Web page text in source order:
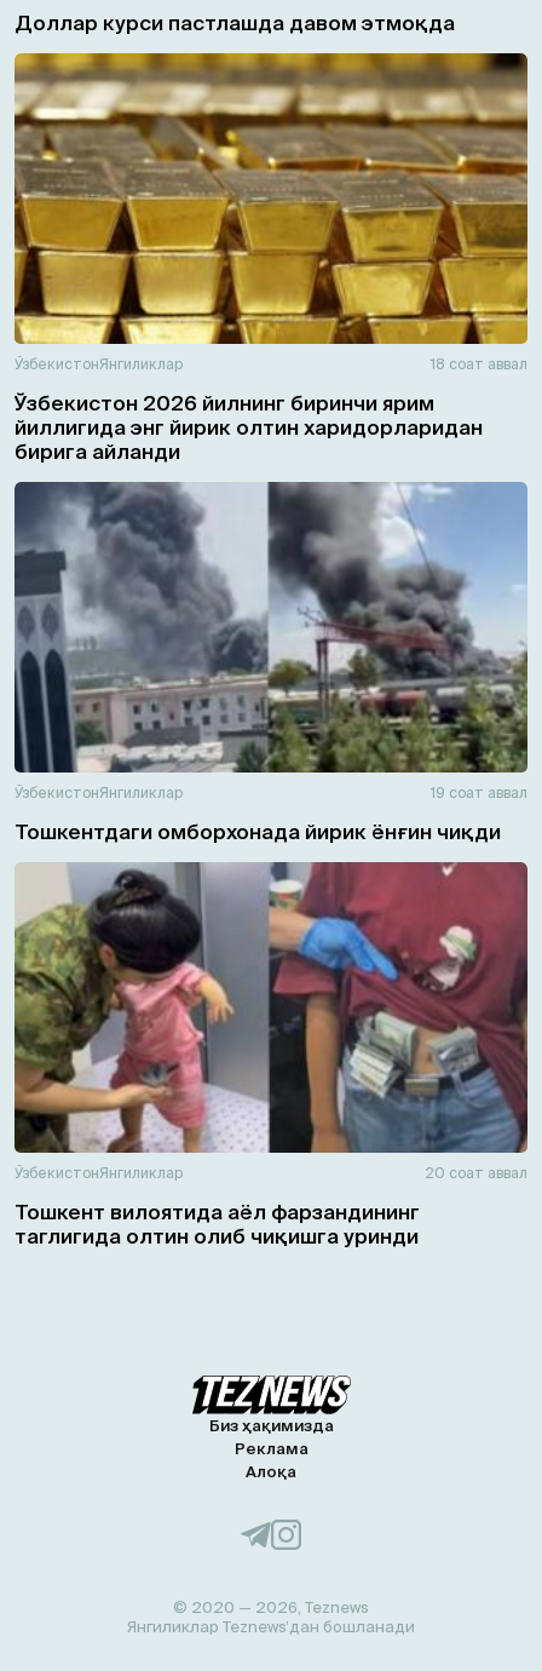
Доллар курси пастлашда давом этмоқда
ЎзбекистонЯнгиликлар 18 соат аввал
Ўзбекистон 2026 йилнинг биринчи ярим
йиллигида энг йирик олтин харидорларидан
бирига айланди
ЎзбекистонЯнгиликлар 19 соат аввал
Тошкентдаги омборхонада йирик ёнғин чиқди
ЎзбекистонЯнгиликлар 20 соат аввал
Тошкент вилоятида аёл фарзандининг
таглигида олтин олиб чиқишга уринди
Биз ҳақимизда
Реклама
Алоқа
© 2020 — 2026, Teznews
Янгиликлар Teznews’дан бошланади